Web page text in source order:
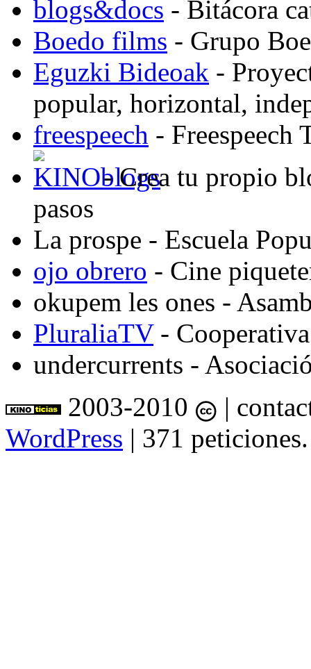
blogs&docs - Bitácora
Boedo films - Grupo
Eguzki Bideoak -
popular, horizontal,
freespeech - Freespeech
- Crea tu propio
pasos
La prospe - Escuela
ojo obrero - Cine
okupem les ones -
PluraliaTV-
undercurrents -
2003-2010
|
WordPress | 371